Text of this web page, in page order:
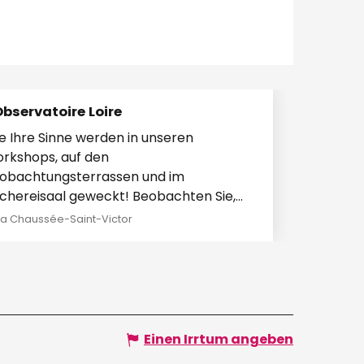
Loire
Ihre Sinne werden in unseren
auf den
und im
geweckt! Beobachten Sie,
Sie, spielen Sie, tauschen Sie
Chaussée-Saint-Victor
Einen Irrtum angeben